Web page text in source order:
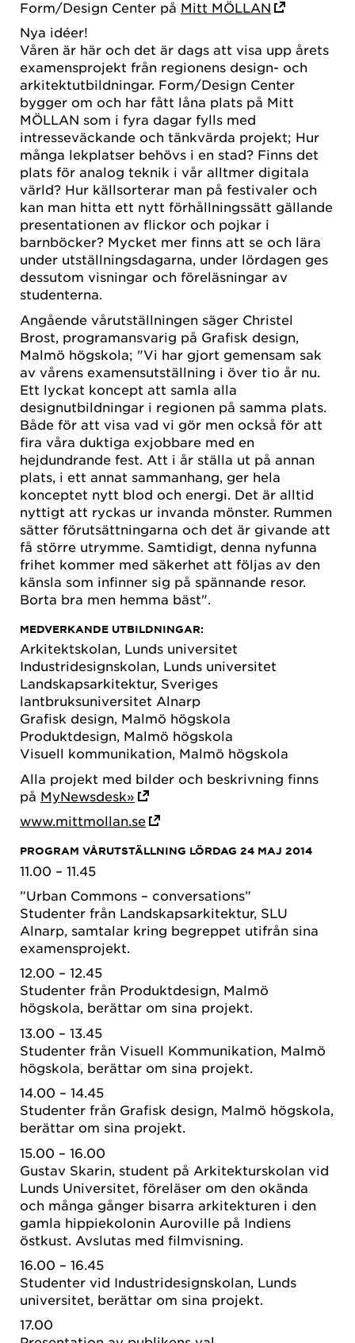
Form/Design Center på Mitt MÖLLAN
Nya idéer!
Våren är här och det är dags att visa upp årets
examensprojekt från regionens design- och
arkitektutbildningar. Form/Design Center
bygger om och har fått låna plats på Mitt
MÖLLAN som i fyra dagar fylls med
intresseväckande och tänkvärda projekt; Hur
många lekplatser behövs i en stad? Finns det
plats för analog teknik i vår alltmer digitala
värld? Hur källsorterar man på festivaler och
kan man hitta ett nytt förhållningssätt gällande
presentationen av flickor och pojkar i
barnböcker? Mycket mer finns att se och lära
under utställningsdagarna, under lördagen ges
dessutom visningar och föreläsningar av
studenterna.
Angående vårutställningen säger Christel
Brost, programansvarig på Grafisk design,
Malmö högskola; "Vi har gjort gemensam sak
av vårens examensutställning i över tio år nu.
Ett lyckat koncept att samla alla
designutbildningar i regionen på samma plats.
Både för att visa vad vi gör men också för att
fira våra duktiga exjobbare med en
hejdundrande fest. Att i år ställa ut på annan
plats, i ett annat sammanhang, ger hela
konceptet nytt blod och energi. Det är alltid
nyttigt att ryckas ur invanda mönster. Rummen
sätter förutsättningarna och det är givande att
få större utrymme. Samtidigt, denna nyfunna
frihet kommer med säkerhet att följas av den
känsla som infinner sig på spännande resor.
Borta bra men hemma bäst".
MEDVERKANDE UTBILDNINGAR:
Arkitektskolan, Lunds universitet
Industridesignskolan, Lunds universitet
Landskapsarkitektur, Sveriges
lantbruksuniversitet Alnarp
Grafisk design, Malmö högskola
Produktdesign, Malmö högskola
Visuell kommunikation, Malmö högskola
Alla projekt med bilder och beskrivning finns
på MyNewsdesk»
www.mittmollan.se
PROGRAM VÅRUTSTÄLLNING LÖRDAG 24 MAJ 2014
11.00 – 11.45
”Urban Commons – conversations”
Studenter från Landskapsarkitektur, SLU
Alnarp, samtalar kring begreppet utifrån sina
examensprojekt.
12.00 – 12.45
Studenter från Produktdesign, Malmö
högskola, berättar om sina projekt.
13.00 – 13.45
Studenter från Visuell Kommunikation, Malmö
högskola, berättar om sina projekt.
14.00 – 14.45
Studenter från Grafisk design, Malmö högskola,
berättar om sina projekt.
15.00 – 16.00
Gustav Skarin, student på Arkitekturskolan vid
Lunds Universitet, föreläser om den okända
och många gånger bisarra arkitekturen i den
gamla hippiekolonin Auroville på Indiens
östkust. Avslutas med filmvisning.
16.00 – 16.45
Studenter vid Industridesignskolan, Lunds
universitet, berättar om sina projekt.
17.00